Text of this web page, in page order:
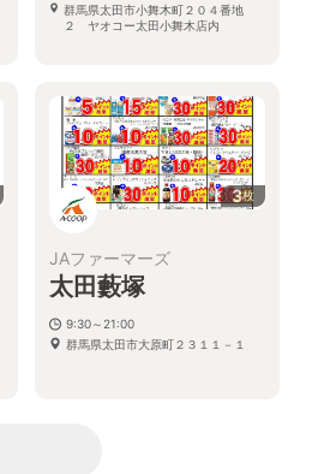
群馬県太田市小舞木町２０４番地
２ ヤオコー太田小舞木店内
3枚
JAファーマーズ
太田藪塚
9:30～21:00
群馬県太田市大原町２３１１－１